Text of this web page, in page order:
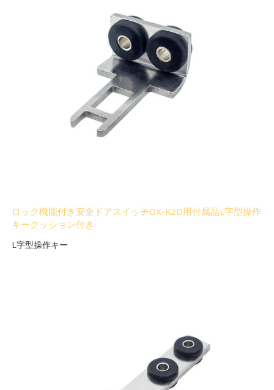
ロック機能付き安全ドアスイッチOX-K2D用付属品L字型操作
キークッション付き
L字型操作キー